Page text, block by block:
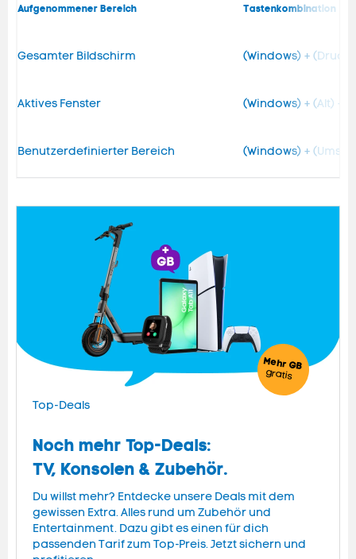
Aufgenommener Bereich Tastenkombination
Gesamter Bildschirm (Windows) + (Druck)
Aktives Fenster (Windows) + (Alt) +
Benutzerdefinierter Bereich (Windows) +
Noch mehr Top-Deals:
TV, Konsolen & Zubehör.
Du willst mehr? Entdecke unsere Deals mit dem
gewissen Extra. Alles rund um Zubehör und
Entertainment. Dazu gibt es einen für dich
passenden Tarif zum Top-Preis. Jetzt sichern und
Top-Deals
Mehr GB
gratis